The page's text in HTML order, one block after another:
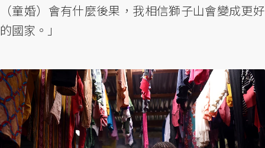
（童婚）會有什麼後果，我相信獅子山會變成更好
的國家。」